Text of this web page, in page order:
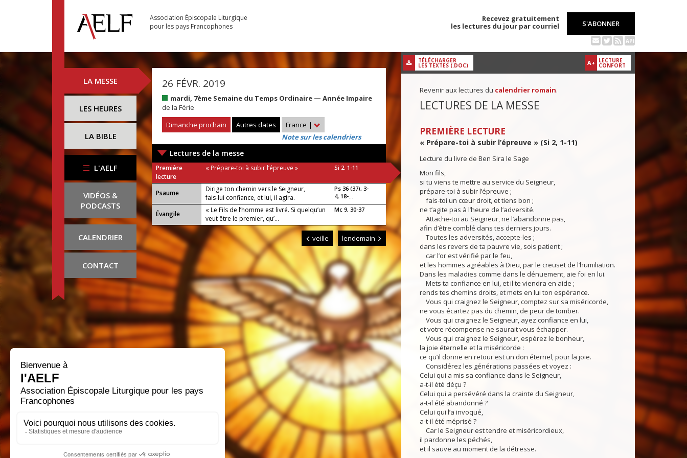
Association Épiscopale Liturgique
pour les pays Francophones
Recevez gratuitement
les lectures du jour par courriel
S'ABONNER
API
LA MESSE
LES HEURES
LA BIBLE
L'AELF
VIDÉOS &
PODCASTS
CALENDRIER
CONTACT
26 FÉVR. 2019
mardi, 7ème Semaine du Temps Ordinaire — Année Impaire
de la Férie
Dimanche prochain
Autres dates France |
Note sur les calendriers
Lectures de la messe
Première
lecture
« Prépare-toi à subir l’épreuve » Si 2, 1-11
Psaume
Dirige ton chemin vers le Seigneur,
fais-lui confiance, et lui, il agira.
Ps 36 (37), 3-
4, 18-...
Évangile
« Le Fils de l’homme est livré. Si quelqu’un
veut être le premier, qu’...
Mc 9, 30-37
veille lendemain
A+ LECTURE
CONFORT
TÉLÉCHARGER
LES TEXTES (.DOC)
Revenir aux lectures du calendrier romain.
LECTURES DE LA MESSE
PREMIÈRE LECTURE
« Prépare-toi à subir l’épreuve » (Si 2, 1-11)
Lecture du livre de Ben Sira le Sage
Mon fils,
si tu viens te mettre au service du Seigneur,
prépare-toi à subir l’épreuve ;
fais-toi un cœur droit, et tiens bon ;
ne t’agite pas à l’heure de l’adversité.
Attache-toi au Seigneur, ne l’abandonne pas,
afin d’être comblé dans tes derniers jours.
Toutes les adversités, accepte-les ;
dans les revers de ta pauvre vie, sois patient ;
car l’or est vérifié par le feu,
et les hommes agréables à Dieu, par le creuset de l’humiliation.
Dans les maladies comme dans le dénuement, aie foi en lui.
Mets ta confiance en lui, et il te viendra en aide ;
rends tes chemins droits, et mets en lui ton espérance.
Vous qui craignez le Seigneur, comptez sur sa miséricorde,
ne vous écartez pas du chemin, de peur de tomber.
Vous qui craignez le Seigneur, ayez confiance en lui,
et votre récompense ne saurait vous échapper.
Vous qui craignez le Seigneur, espérez le bonheur,
la joie éternelle et la miséricorde :
ce qu’il donne en retour est un don éternel, pour la joie.
Considérez les générations passées et voyez :
Celui qui a mis sa confiance dans le Seigneur,
a-t-il été déçu ?
Celui qui a persévéré dans la crainte du Seigneur,
a-t-il été abandonné ?
Celui qui l’a invoqué,
a-t-il été méprisé ?
Car le Seigneur est tendre et miséricordieux,
il pardonne les péchés,
et il sauve au moment de la détresse.